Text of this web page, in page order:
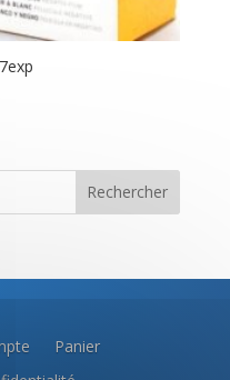
Rechercher
Panier